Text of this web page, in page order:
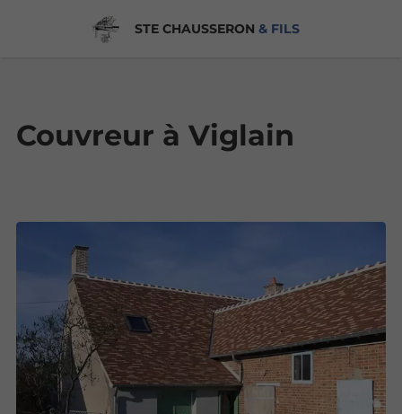
STE CHAUSSERON & FILS
Couvreur à Viglain